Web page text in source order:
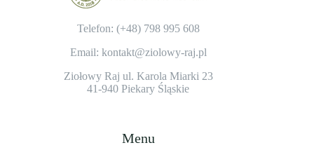
Telefon: (+48) 798 995 608
Email: kontakt@ziolowy-raj.pl
Ziołowy Raj ul. Karola Miarki 23
41-940 Piekary Śląskie
Menu